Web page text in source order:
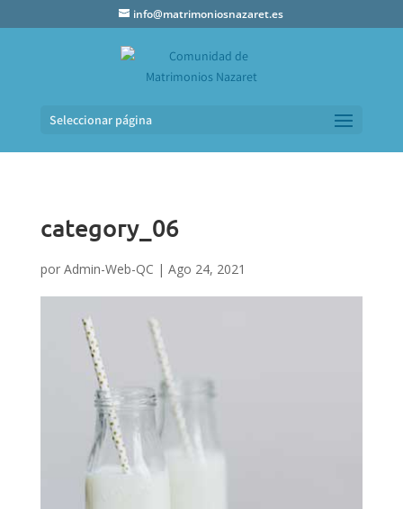
info@matrimoniosnazaret.es
Seleccionar página
category_06
por Admin-Web-QC | Ago 24, 2021